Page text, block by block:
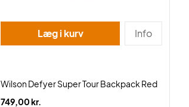
Læg i kurv Info
Wilson Defyer Super Tour Backpack Red
749,00 kr.